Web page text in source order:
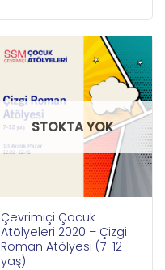
STOKTA YOK
Çevrimiçi Çocuk
Atölyeleri 2020 – Çizgi
Roman Atölyesi (7-12
yaş)